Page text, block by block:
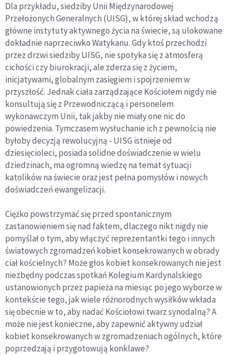
Dla przykładu, siedziby Unii Międzynarodowej
Przełożonych Generalnych (UISG), w której skład wchodzą
główne instytuty aktywnego życia na świecie, są ulokowane
dokładnie naprzeciwko Watykanu. Gdy ktoś przechodzi
przez drzwi siedziby UISG, nie spotyka się z atmosferą
cichości czy biurokracji, ale zderza się z życiem,
inicjatywami, globalnym zasięgiem i spojrzeniem w
przyszłość. Jednak ciała zarządzające Kościołem nigdy nie
konsultują się z Przewodniczącą i personelem
wykonawczym Unii, tak jakby nie miały one nic do
powiedzenia. Tymczasem wysłuchanie ich z pewnością nie
byłoby decyzją rewolucyjną - UISG istnieje od
dziesięcioleci, posiada solidne doświadczenie w wielu
dziedzinach, ma ogromną wiedzę na temat sytuacji
katolików na świecie oraz jest pełna pomysłów i nowych
doświadczeń ewangelizacji.
Ciężko powstrzymać się przed spontanicznym
zastanowieniem się nad faktem, dlaczego nikt nigdy nie
pomyślał o tym, aby włączyć reprezentantki tego i innych
światowych zgromadzeń kobiet konsekrowanych w obrady
ciał kościelnych? Może głos kobiet konsekrowanych nie jest
niezbędny podczas spotkań Kolegium Kardynalskiego
ustanowionych przez papieża na miesiąc po jego wyborze w
kontekście tego, jak wiele różnorodnych wysiłków wkłada
się obecnie w to, aby nadać Kościołowi twarz synodalną? A
może nie jest konieczne, aby zapewnić aktywny udział
kobiet konsekrowanych w zgromadzeniach ogólnych, które
poprzedzają i przygotowują konklawe?